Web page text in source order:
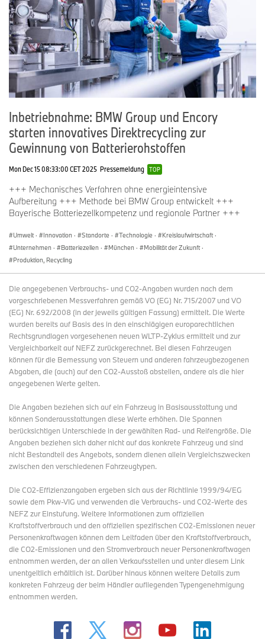
Inbetriebnahme: BMW Group und Encory
starten innovatives Direktrecycling zur
Gewinnung von Batterierohstoffen
Mon Dec 15 08:33:00 CET 2025 Pressemeldung TOP
+++ Mechanisches Verfahren ohne energieintensive
Aufbereitung +++ Methode bei BMW Group entwickelt +++
Bayerische Batteriezellkompetenz und regionale Partner +++
Umwelt · Innovation · Standorte · Technologie · Kreislaufwirtschaft ·
Unternehmen · Batteriezellen · München · Mobilität der Zukunft ·
Produktion, Recycling
Die angegebenen Verbrauchs- und CO2-Angaben wurden nach dem
vorgeschriebenen Messverfahren gemäß VO (EG) Nr. 715/2007 und VO
(EG) Nr. 692/2008 (in der jeweils gültigen Fassung) ermittelt. Die Werte
wurden bereits auf Basis des in den einschlägigen europarechtlichen
Rechtsgrundlagen vorgesehenen neuen WLTP-Zyklus ermittelt und zur
Vergleichbarkeit auf NEFZ zurückgerechnet. Bei diesen Fahrzeugen
können für die Bemessung von Steuern und anderen fahrzeugbezogenen
Abgaben, die (auch) auf den CO2-Ausstoß abstellen, andere als die hier
angegebenen Werte gelten.
Die Angaben beziehen sich auf ein Fahrzeug in Basisausstattung und
können Sonderausstattungen diese Werte erhöhen. Die Spannen
berücksichtigen Unterschiede in der gewählten Rad- und Reifengröße. Die
Angaben beziehen sich daher nicht auf das konkrete Fahrzeug und sind
nicht Bestandteil des Angebots, sondern dienen allein Vergleichszwecken
zwischen den verschiedenen Fahrzeugtypen.
Die CO2-Effizienzangaben ergeben sich aus der Richtlinie 1999/94/EG
sowie dem Pkw-VIG und verwenden die Verbrauchs- und CO2-Werte des
NEFZ zur Einstufung. Weitere Informationen zum offiziellen
Kraftstoffverbrauch und den offiziellen spezifischen CO2-Emissionen neuer
Personenkraftwagen können dem Leitfaden über den Kraftstoffverbrauch,
die CO2-Emissionen und den Stromverbrauch neuer Personenkraftwagen
entnommen werden, der an allen Verkaufsstellen und unter diesem Link
unentgeltlich erhältlich ist. Darüber hinaus können weitere Details zum
konkreten Fahrzeug der beim Händler aufliegenden Typengenehmigung
entnommen werden.